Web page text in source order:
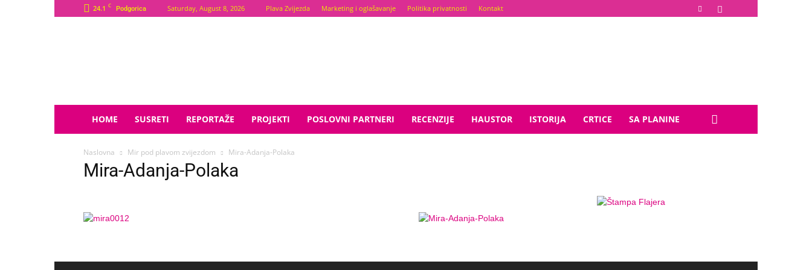
24.1 C Podgorica Saturday, August 8, 2026 Plava Zvijezda Marketing i oglašavanje Politika privatnosti Kontakt
HOME SUSRETI REPORTAŽE PROJEKTI POSLOVNI PARTNERI RECENZIJE HAUSTOR ISTORIJA CRTICE SA PLANINE
Naslovna Mir pod plavom zvijezdom Mira-Adanja-Polaka
Mira-Adanja-Polaka